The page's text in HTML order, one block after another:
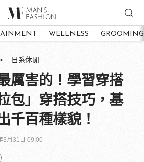
WELLNESS GROOMING
日系休閒
厲害的！學習穿搭
包」穿搭技巧，基
千百種樣貌！
3月31日 09:00